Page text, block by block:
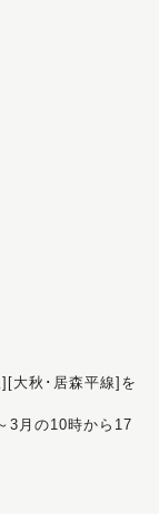
大秋･居森平線]を
3月の10時から17